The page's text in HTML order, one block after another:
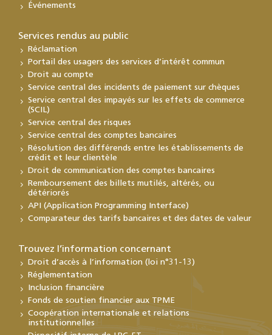
Événements
Services rendus au public
Réclamation
Portail des usagers des services d’intérêt commun
Droit au compte
Service central des incidents de paiement sur chèques
Service central des impayés sur les effets de commerce
(SCIL)
Service central des risques
Service central des comptes bancaires
Résolution des différends entre les établissements de
crédit et leur clientèle
Droit de communication des comptes bancaires
Remboursement des billets mutilés, altérés, ou
détériorés
API (Application Programming Interface)
Comparateur des tarifs bancaires et des dates de valeur
Trouvez l’information concernant
Droit d’accès à l’information (loi n°31-13)
Réglementation
Inclusion financière
Fonds de soutien financier aux TPME
Coopération internationale et relations
institutionnelles